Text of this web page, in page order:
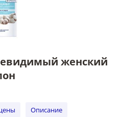
женский
Описание